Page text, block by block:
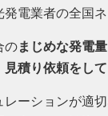
電業者の全国ネ
のまじめな発電
積り依頼をして
レーションが適